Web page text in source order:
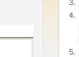
3.
4.
5.